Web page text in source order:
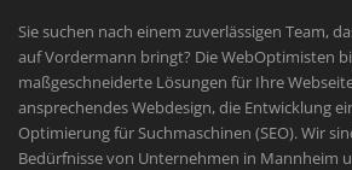
Sie suchen nach einem zuverlässigen Team,
auf Vordermann bringt? Die WebOptimisten
maßgeschneiderte Lösungen für Ihre
ansprechendes Webdesign, die Entwicklung
Optimierung für Suchmaschinen (SEO). Wir
Bedürfnisse von Unternehmen in Mannheim